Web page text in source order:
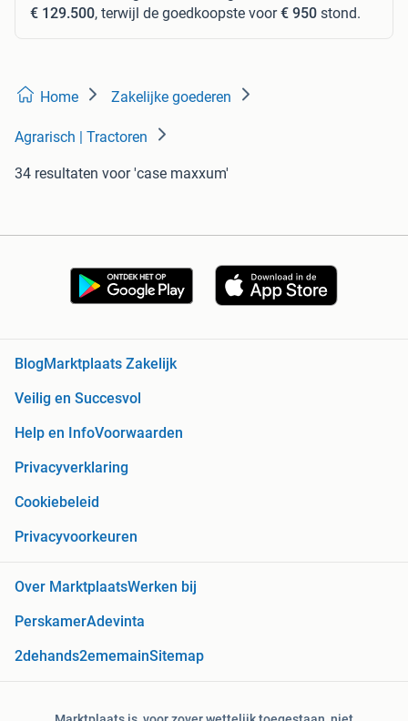
€ 129.500, terwijl de goedkoopste voor€ 950 stond.
Home Zakelijke goederen
Agrarisch | Tractoren
34 resultaten voor 'case maxxum'
BlogMarktplaats Zakelijk
Veilig en Succesvol
Help en InfoVoorwaarden
Privacyverklaring
Cookiebeleid
Privacyvoorkeuren
Over MarktplaatsWerken bij
PerskamerAdevinta
2dehands2ememainSitemap